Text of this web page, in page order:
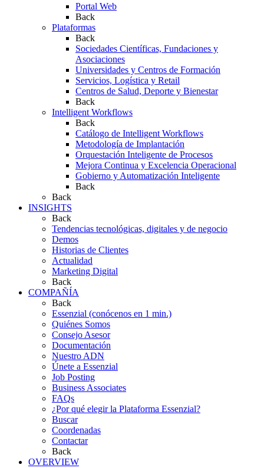
Portal Web
Back
Plataformas
Back
Sociedades Científicas, Fundaciones y
Asociaciones
Universidades y Centros de Formación
Servicios, Logística y Retail
Centros de Salud, Deporte y Bienestar
Back
Intelligent Workflows
Back
Catálogo de Intelligent Workflows
Metodología de Implantación
Orquestación Inteligente de Procesos
Mejora Continua y Excelencia Operacional
Gobierno y Automatización Inteligente
Back
Back
INSIGHTS
Back
Tendencias tecnológicas, digitales y de negocio
Demos
Historias de Clientes
Actualidad
Marketing Digital
Back
COMPAÑÍA
Back
Essenzial (conócenos en 1 min.)
Quiénes Somos
Consejo Asesor
Documentación
Nuestro ADN
Únete a Essenzial
Job Posting
Business Associates
FAQs
¿Por qué elegir la Plataforma Essenzial?
Buscar
Coordenadas
Contactar
Back
OVERVIEW